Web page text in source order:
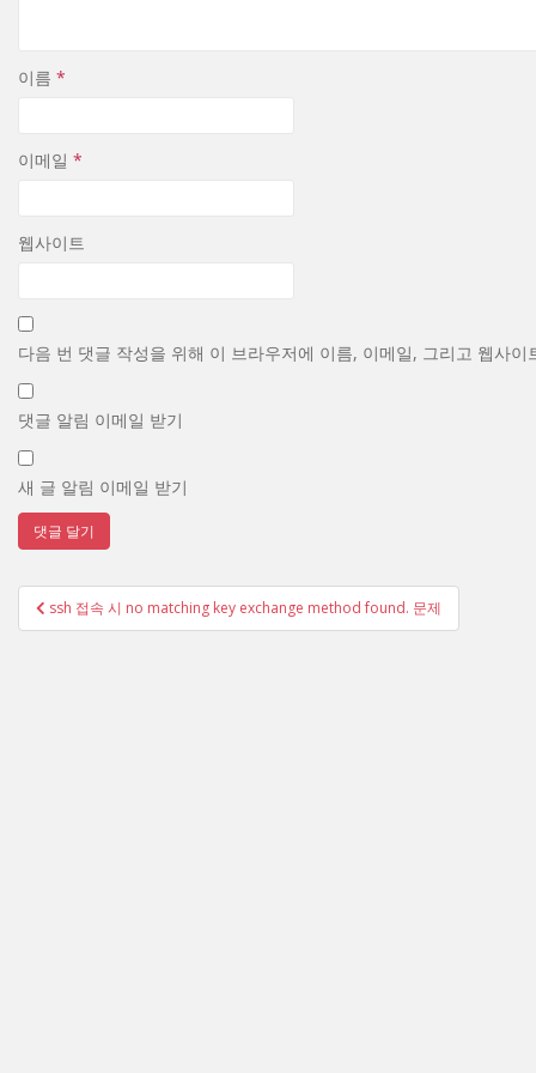
이름 *
이메일 *
웹사이트
다음 번 댓글 작성을 위해 이 브라우저에 이름, 이메일, 그리고 웹사이
댓글 알림 이메일 받기
새 글 알림 이메일 받기
글
탐
ssh 접속 시 no matching key exchange method found. 문제